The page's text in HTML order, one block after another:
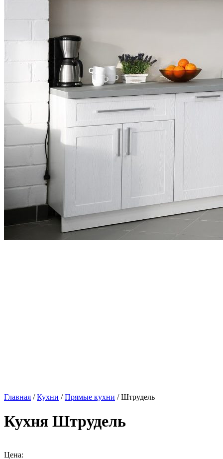
Главная /Кухни /Прямые кухни / Штрудель
Кухня Штрудель
Цена: